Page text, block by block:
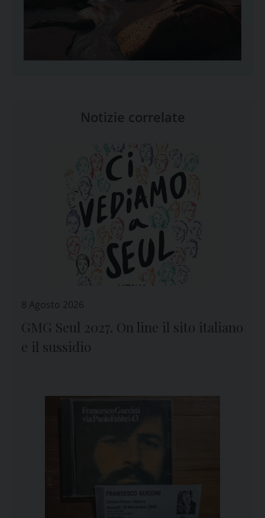
Notizie correlate
8 Agosto 2026
GMG Seul 2027. On line il sito italiano
e il sussidio